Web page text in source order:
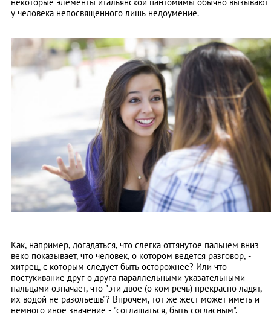
некоторые элементы итальянской пантомимы обычно вызывают
у человека непосвященного лишь недоумение.
Как, например, догадаться, что слегка оттянутое пальцем вниз
веко показывает, что человек, о котором ведется разговор, -
хитрец, с которым следует быть осторожнее? Или что
постукивание друг о друга параллельными указательными
пальцами означает, что "эти двое (о ком речь) прекрасно ладят,
их водой не разольешь"? Впрочем, тот же жест может иметь и
немного иное значение - "соглашаться, быть согласным".